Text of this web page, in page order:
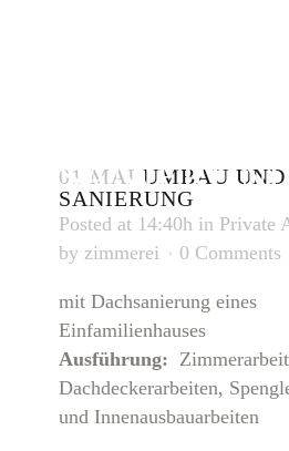
01 MAI UMBAU UND
SANIERUNG
Posted at 14:40h in Private
by zimmerei 0 Comments
mit Dachsanierung eines
Einfamilienhauses
Ausführung:
Dachdeckerarbeiten,
und Innenausbauarbeiten